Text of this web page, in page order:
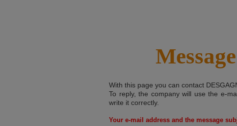
With this page you can contact
To reply, the company will use the e-
write it correctly.
Your e-mail address and the message